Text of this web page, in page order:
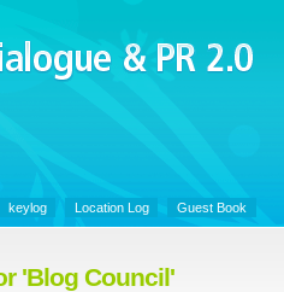
Dialogue &
keylog Location Log Guest Book
'Blog Council'